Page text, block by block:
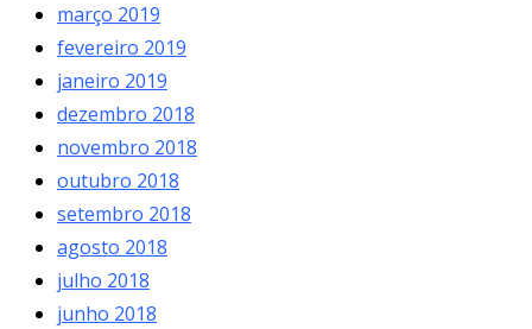
março 2019
fevereiro 2019
janeiro 2019
dezembro 2018
novembro 2018
outubro 2018
setembro 2018
agosto 2018
julho 2018
junho 2018